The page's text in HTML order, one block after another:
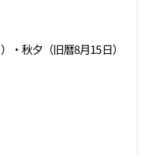
・秋夕（旧暦8月15日）